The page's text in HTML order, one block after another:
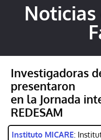
Investigadoras
presentaron
en la Jornada
REDESAM
Instituto MICARE: